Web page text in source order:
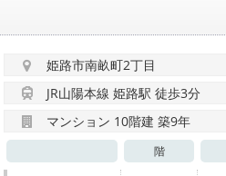
姫路市南畝町2丁目
JR山陽本線 姫路駅 徒歩3分
マンション 10階建 築9年
階